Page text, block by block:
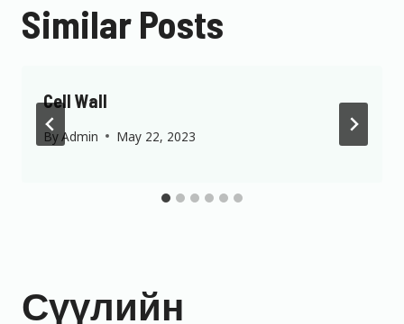
Similar Posts
Cell Wall
ByAdmin May 22, 2023
Сүүлийн